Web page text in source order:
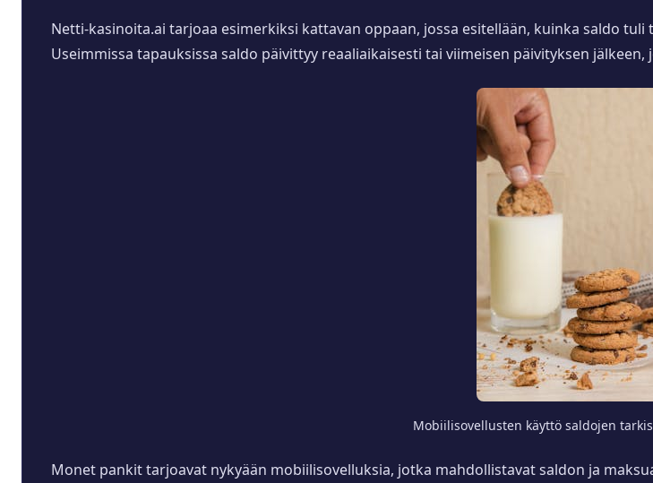
Netti-kasinoita.ai tarjoaa esimerkiksi kattavan oppaan, jossa esitellään, kuinka saldo
Useimmissa tapauksissa saldo päivittyy reaaliaikaisesti tai viimeisen päivityksen
Mobiilisovellusten käyttö saldojen
Monet pankit tarjoavat nykyään mobiilisovelluksia, jotka mahdollistavat saldon ja